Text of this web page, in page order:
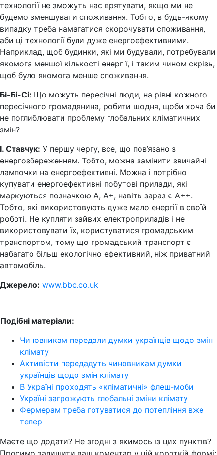
технології не зможуть нас врятувати, якщо ми не
будемо зменшувати споживання. Тобто, в будь-якому
випадку треба намагатися скорочувати споживання,
аби ці технології були дуже енергоефективними.
Наприклад, щоб будинки, які ми будували, потребували
якомога меншої кількості енергії, і таким чином скрізь,
щоб було якомога менше споживання.
Бі-Бі-Сі: Що можуть пересічні люди, на рівні кожного
пересічного громадянина, робити щодня, щоби хоча би
не поглиблювати проблему глобальних кліматичних
змін?
І. Ставчук: У першу чергу, все, що пов’язано з
енергозбереженням. Тобто, можна замінити звичайні
лампочки на енергоефективні. Можна і потрібно
купувати енергоефективні побутові прилади, які
маркуються позначкою А, А+, навіть зараз є А++.
Тобто, які використовують дуже мало енергії в своїй
роботі. Не купляти зайвих електроприладів і не
використовувати їх, користуватися громадським
транспортом, тому що громадський транспорт є
набагато більш екологічно ефективний, ніж приватний
автомобіль.
Джерело: www.bbc.co.uk
Подібні матеріали:
Чиновникам передали думки українців щодо змін
клімату
Активісти передадуть чиновникам думки
українців щодо змін клімату
В Україні проходять «кліматичні» флеш-моби
Україні загрожують глобальні зміни клімату
Фермерам треба готуватися до потепління вже
тепер
Маєте що додати? Не згодні з якимось із цих пунктів?
Просимо залишити ваш коментар у цій короткій формі: